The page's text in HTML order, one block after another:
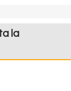
la